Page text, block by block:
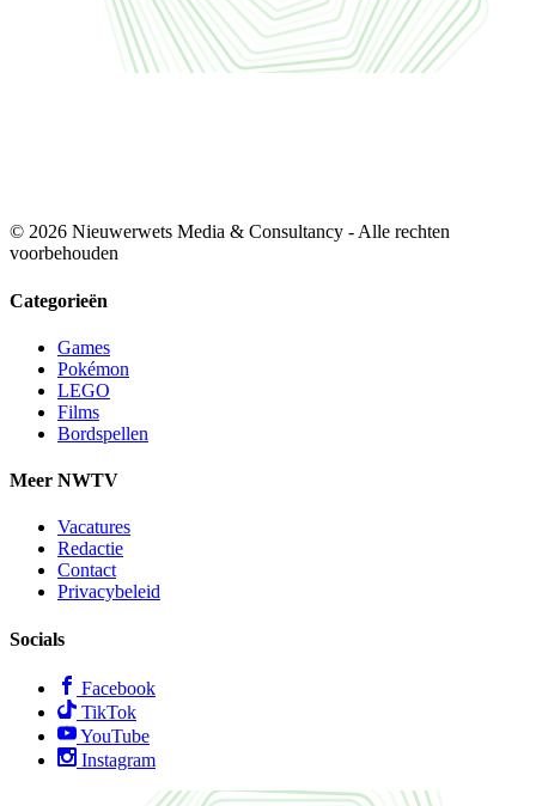
© 2026 Nieuwerwets Media & Consultancy - Alle rechten
voorbehouden
Categorieën
Games
Pokémon
LEGO
Films
Bordspellen
Meer NWTV
Vacatures
Redactie
Contact
Privacybeleid
Socials
Facebook
TikTok
YouTube
Instagram